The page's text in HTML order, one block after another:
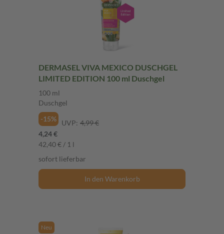
DERMASEL VIVA MEXICO DUSCHGEL
LIMITED EDITION 100 ml Duschgel
100 ml
Duschgel
-15%
UVP: 4,99 €
4,24 €
42,40 € / 1 l
sofort lieferbar
In den Warenkorb
Neu